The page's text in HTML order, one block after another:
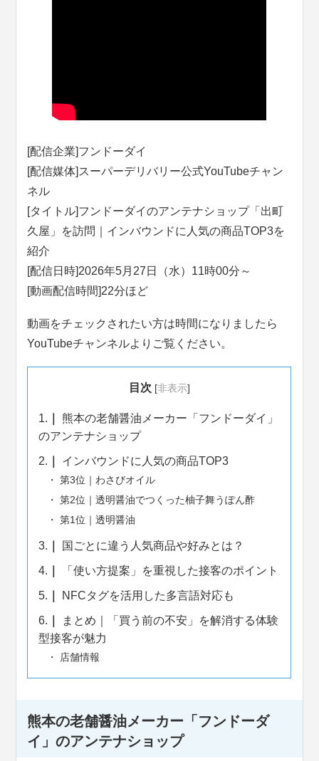
[配信企業]フンドーダイ
[配信媒体]スーパーデリバリー公式YouTubeチャン
ネル
[タイトル]フンドーダイのアンテナショップ「出町
久屋」を訪問｜インバウンドに人気の商品TOP3を
紹介
[配信日時]2026年5月27日（水）11時00分～
[動画配信時間]22分ほど
動画をチェックされたい方は時間になりましたら
YouTubeチャンネルよりご覧ください。
目次 [非表示]
1.
熊本の老舗醤油メーカー「フンドーダイ」
のアンテナショップ
2. インバウンドに人気の商品TOP3
第3位｜わさびオイル
第2位｜透明醤油でつくった柚子舞うぽん酢
第1位｜透明醤油
3. 国ごとに違う人気商品や好みとは？
4. 「使い方提案」を重視した接客のポイント
5. NFCタグを活用した多言語対応も
6.
まとめ｜「買う前の不安」を解消する体験
型接客が魅力
店舗情報
熊本の老舗醤油メーカー「フンドーダ
イ」のアンテナショップ